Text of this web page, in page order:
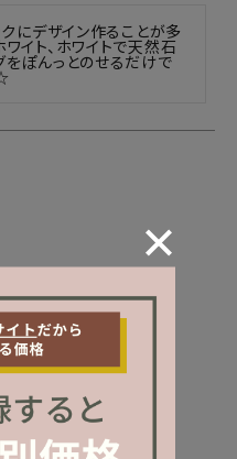
にデザイン作ることが多
イト、ホワイトで天然石
ぽんっとのせるだけで
／３ｇ